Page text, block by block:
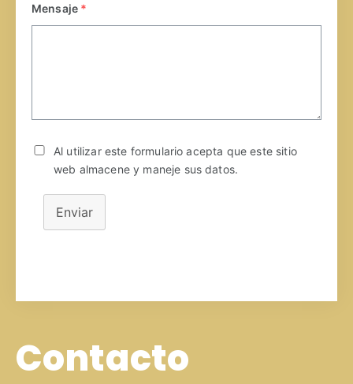
Mensaje *
Al utilizar este formulario acepta que este sitio
web almacene y maneje sus datos.
Enviar
Contacto